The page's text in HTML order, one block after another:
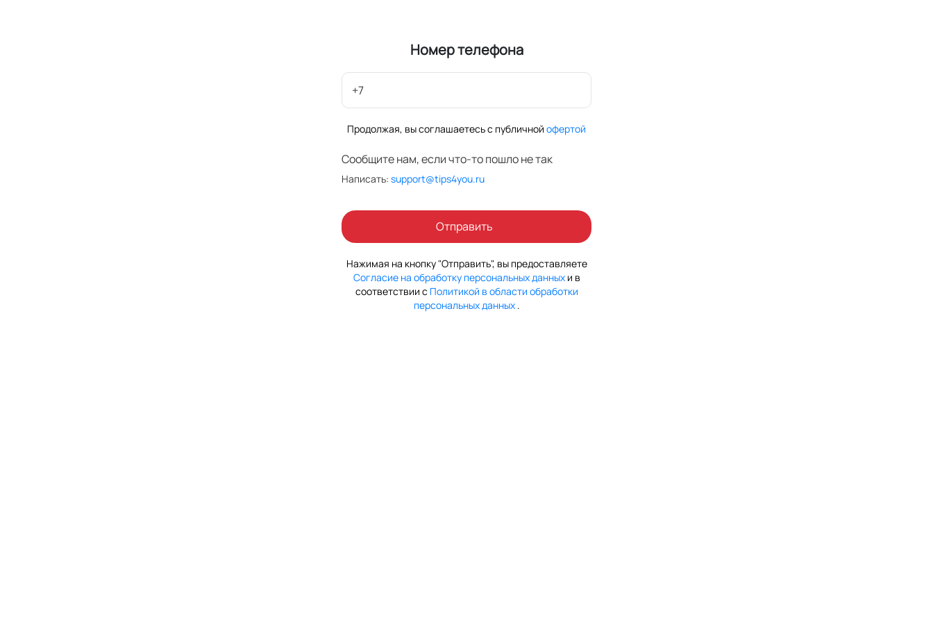
Номер телефона
+7
Продолжая, вы соглашаетесь с публичной офертой
Сообщите нам, если что-то пошло не так
Написать: support@tips4you.ru
Отправить
Нажимая на кнопку "Отправить", вы предоставляете
Согласие на обработку персональных данных и в
соответствии с Политикой в области обработки
персональных данных .